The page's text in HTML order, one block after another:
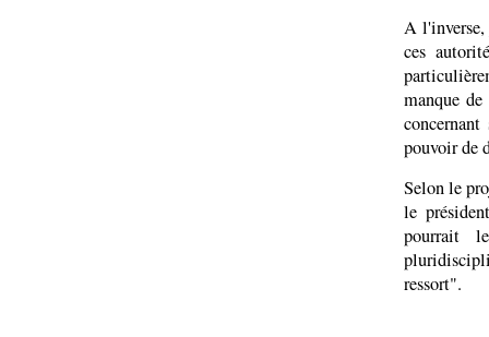
A l'inverse,
ces
manque
pouvoir de
Selon le
le
pourrait
ressort".